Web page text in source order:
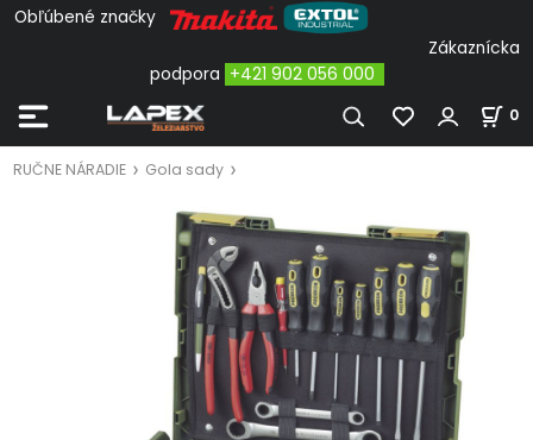
Obľúbené značky
Zákaznícka
podpora +421 902 056 000
0
RUČNE NÁRADIE Gola sady